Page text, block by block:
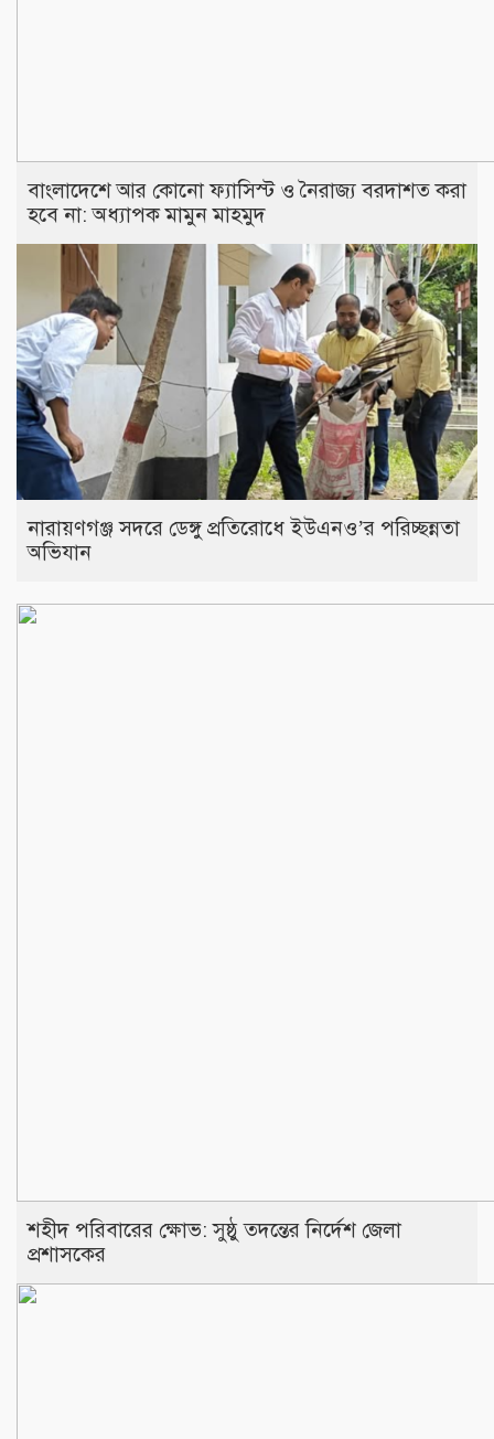
বাংলাদেশে আর কোনো ফ্যাসিস্ট ও নৈরাজ্য বরদাশত করা
হবে না: অধ্যাপক মামুন মাহমুদ
নারায়ণগঞ্জ সদরে ডেঙ্গু প্রতিরোধে ইউএনও’র পরিচ্ছন্নতা
অভিযান
শহীদ পরিবারের ক্ষোভ: সুষ্ঠু তদন্তের নির্দেশ জেলা
প্রশাসকের